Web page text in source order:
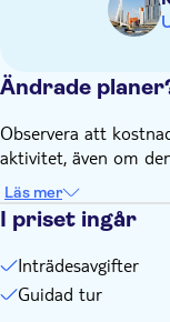
Ändrade
Observera att
aktivitet, även om
Läs mer
I priset ingår
Inträdesavgifter
Guidad tur